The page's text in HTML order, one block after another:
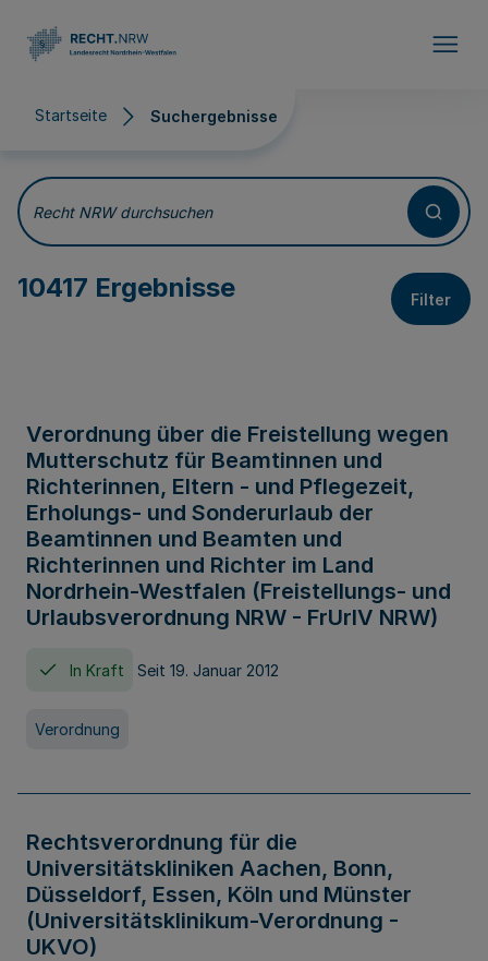
Startseite Suchergebnisse
Suchergebnisse
Recht NRW durchsuchen
10417 Ergebnisse Filter
Verordnung über die Freistellung wegen
Mutterschutz für Beamtinnen und
Richterinnen, Eltern - und Pflegezeit,
Erholungs- und Sonderurlaub der
Beamtinnen und Beamten und
Richterinnen und Richter im Land
Nordrhein-Westfalen (Freistellungs- und
Urlaubsverordnung NRW - FrUrlV NRW)
In Kraft Seit 19. Januar 2012
Verordnung
Rechtsverordnung für die
Universitätskliniken Aachen, Bonn,
Düsseldorf, Essen, Köln und Münster
(Universitätsklinikum-Verordnung -
UKVO)